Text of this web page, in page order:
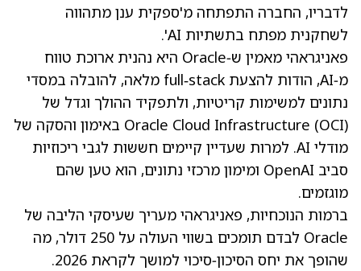
לדבריו, החברה התפתחה מ'ספקית ענן מתהווה
לשחקנית מפתח בתשתיות AI'.
פאניגראהי מאמין ש‑Oracle היא נהנית ארוכת טווח
מ‑AI, הודות להצעת full‑stack מלאה, להובלה במסדי
נתונים למשימות קריטיות, ולתפקיד ההולך וגדל של
Oracle Cloud Infrastructure (OCI) באימון והסקה של
מודלי AI. למרות שעדיין קיימים חששות לגבי ריכוזיות
סביב OpenAI ומימון מרכזי נתונים, הוא טען שהם
מוגזמים.
ברמות הנוכחיות, פאניגראהי מעריך שעיסקי הליבה של
Oracle לבדם תומכים בשווי העולה על 250 דולר, מה
שהופך את יחס הסיכון‑סיכוי למושך לקראת 2026.